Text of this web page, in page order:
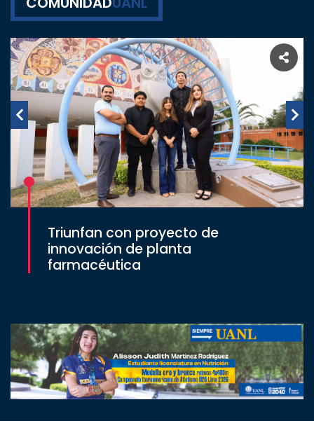
Triunfan con proyecto de
innovación de planta
farmacéutica